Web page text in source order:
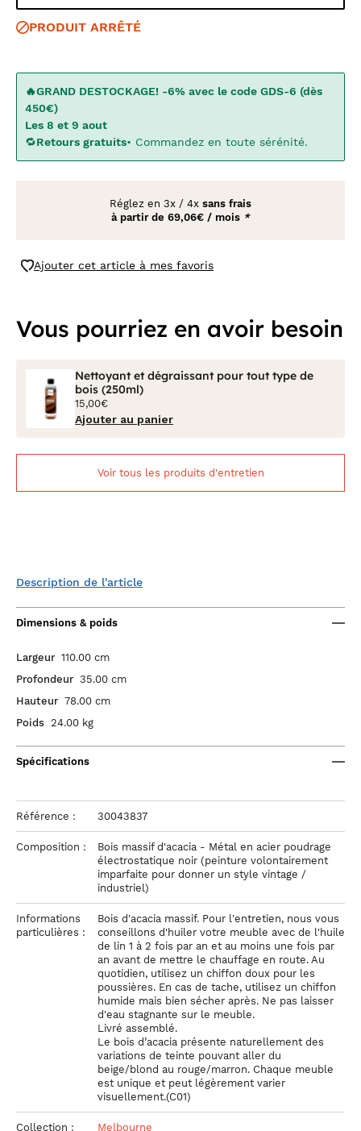
PRODUIT ARRÊTÉ
🔥GRAND DESTOCKAGE! -6% avec le code GDS-6 (dès
450€)
Les 8 et 9 aout
🔁Retours gratuits• Commandez en toute sérénité.
Réglez en 3x / 4x sans frais
à partir de 69,06€ / mois *
Ajouter cet article à mes favoris
Vous pourriez en avoir besoin
Nettoyant et dégraissant pour tout type de
bois (250ml)
15,00€
Ajouter au panier
Voir tous les produits d'entretien
Description de l'article
Dimensions & poids
Largeur 110.00 cm
Profondeur 35.00 cm
Hauteur 78.00 cm
Poids 24.00 kg
Spécifications
Référence : 30043837
Composition :
Bois massif d'acacia - Métal en acier poudrage
électrostatique noir (peinture volontairement
imparfaite pour donner un style vintage /
industriel)
Informations
particulières :
Bois d'acacia massif. Pour l'entretien, nous vous
conseillons d'huiler votre meuble avec de l'huile
de lin 1 à 2 fois par an et au moins une fois par
an avant de mettre le chauffage en route. Au
quotidien, utilisez un chiffon doux pour les
poussières. En cas de tache, utilisez un chiffon
humide mais bien sécher après. Ne pas laisser
d'eau stagnante sur le meuble.
Livré assemblé.
Le bois d’acacia présente naturellement des
variations de teinte pouvant aller du
beige/blond au rouge/marron. Chaque meuble
est unique et peut légèrement varier
visuellement.(C01)
Collection : Melbourne